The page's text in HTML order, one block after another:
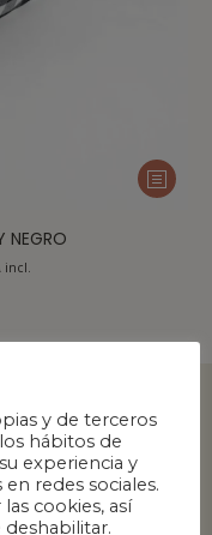
NEGRO
incl.
y de terceros
hábitos de
experiencia y
redes sociales.
cookies, así